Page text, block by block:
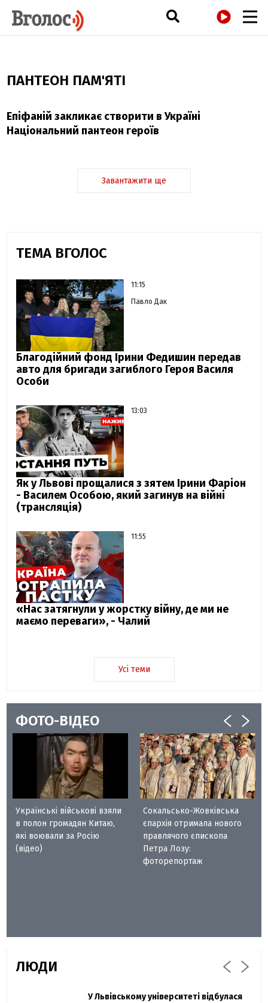
ПАНТЕОН ПАМ'ЯТІ
Епіфаній закликає створити в Україні
Національний пантеон героїв
Завантажити ще
ТЕМА ВГОЛОС
11:15
Павло Дак
Благодійний фонд Ірини Федишин передав
авто для бригади загиблого Героя Василя
Особи
13:03
Як у Львові прощалися з зятем Ірини Фаріон
- Василем Особою, який загинув на війні
(трансляція)
11:55
«Нас затягнули у жорстку війну, де ми не
маємо переваги», - Чалий
Усі теми
ФОТО-ВІДЕО
Українські військові взяли
в полон громадян Китаю,
які воювали за Росію
(відео)
Сокальсько-Жовківська
єпархія отримала нового
правлячого єпископа
Петра Лозу:
фоторепортаж
ЛЮДИ
Павло Дак
Захисник "Азовсталі" Діанов вдруге
У Львівському університеті відбулася